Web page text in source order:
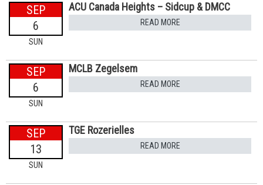
SEP
6
SUN
ACU Canada Heights – Sidcup & DMCC
READ MORE
SEP
6
SUN
MCLB Zegelsem
READ MORE
SEP
13
SUN
TGE Rozerielles
READ MORE